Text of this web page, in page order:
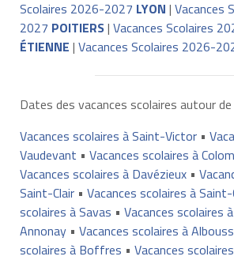
Scolaires 2026-2027 LYON | Vacances
2027 POITIERS| Vacances Scolaires
ÉTIENNE | Vacances Scolaires 2026-
Dates des vacances scolaires autour
Vacances scolaires à Saint-Victor•
Vaudevant • Vacances scolaires à
Vacances scolaires à Davézieux•
Saint-Clair• Vacances scolaires à
scolaires à Savas • Vacances scolaires
Annonay• Vacances scolaires à
scolaires à Boffres • Vacances